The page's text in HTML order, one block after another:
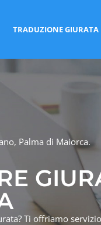
TRADUZIONE GIURATA
Palma di Maiorca.
Ti offriamo